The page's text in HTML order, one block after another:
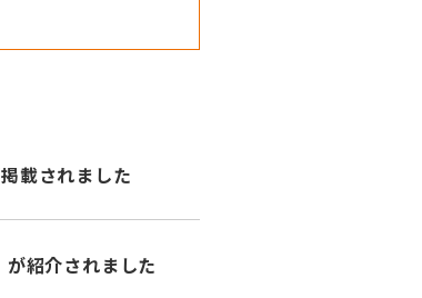
載されました
紹介されました